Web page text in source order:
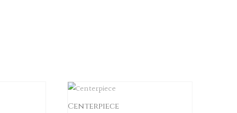
Centerpiece